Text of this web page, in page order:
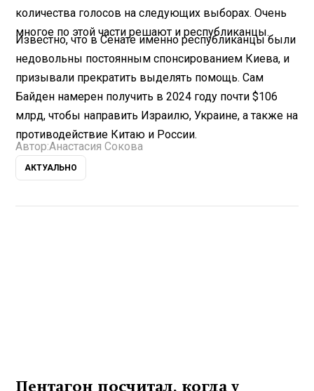
количества голосов на следующих выборах. Очень
многое по этой части решают и республиканцы.
Известно, что в Сенате именно республиканцы были
недовольны постоянным спонсированием Киева, и
призывали прекратить выделять помощь. Сам
Байден намерен получить в 2024 году почти $106
млрд, чтобы направить Израилю, Украине, а также на
противодействие Китаю и России.
Автор:Анастасия Сокова
АКТУАЛЬНО
Пентагон посчитал, когда у